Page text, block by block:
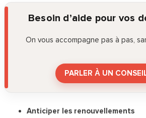
Besoin d’aide pour vos
On vous accompagne pas à pas,
PARLER À UN
Anticiper les renouvellements